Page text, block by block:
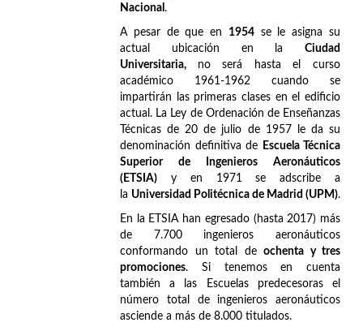
Nacional .
A pesar de que en 1954se le asigna su
actual ubicación en la Ciudad
Universitaria, no será hasta el curso
académico 1961-1962 cuando se
impartirán las primeras clases en el edificio
actual. La Ley de Ordenación de Enseñanzas
Técnicas de 20 de julio de 1957 le da su
denominación definitiva de
Escuela Técnica
Superior de Ingenieros Aeronáuticos
(ETSIA) y en 1971 se adscribe a
la Universidad Politécnica de Madrid (UPM).
En la ETSIA han egresado (hasta 2017) más
de 7.700 ingenieros aeronáuticos
conformando un total de ochenta y tres
promociones. Si tenemos en cuenta
también a las Escuelas predecesoras el
número total de ingenieros aeronáuticos
asciende a más de 8.000 titulados.